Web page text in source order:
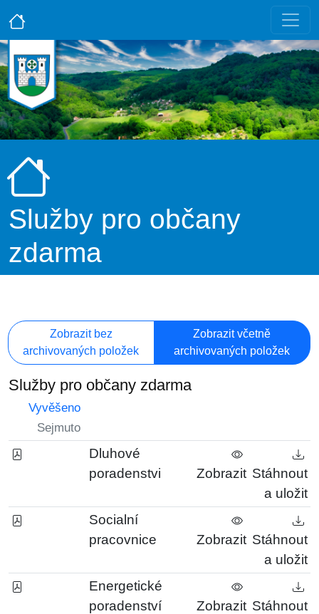
Služby pro občany
zdarma
Zobrazit bez
archivovaných položek
Zobrazit včetně
archivovaných položek
Služby pro občany zdarma
Vyvěšeno
Sejmuto
Dluhové
poradenstvi
Zobrazit Stáhnout
a uložit
Socialní
pracovnice
Zobrazit Stáhnout
a uložit
Energetické
poradenství
Zobrazit Stáhnout